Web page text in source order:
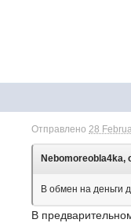
Отправлено28
Nebomoreobla4ka,
В обмен на деньги
В